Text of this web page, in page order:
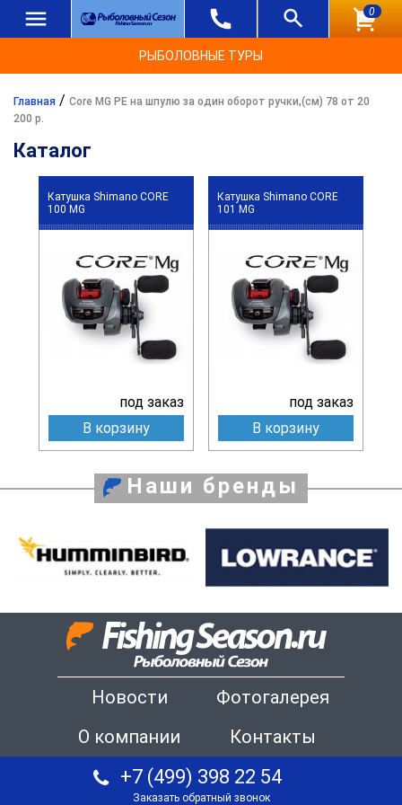
0
РЫБОЛОВНЫЕ ТУРЫ
Главная / Core MG PE на шпулю за один оборот ручки,(см) 78 от 20
200 р.
Каталог
Катушка Shimano CORE
100 MG
под заказ
В корзину
Катушка Shimano CORE
101 MG
под заказ
В корзину
Наши бренды
Новости
Фотогалерея
О компании
Контакты
+7 (499) 398 22 54
Заказать обратный звонок